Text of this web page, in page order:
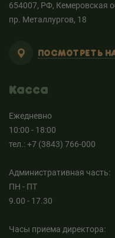
654007, РФ, Кемеровская
пр. Металлургов, 18
ПОСМОТРЕТЬ
Касса
Ежедневно
10:00 - 18:00
тел.: +7 (3843) 766-000
Административная часть:
ПН - ПТ
9.00 - 17.30
Часы приема директора: